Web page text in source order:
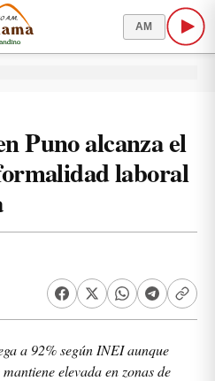
AM
Puno alcanza el
laboral
a 92% según INEI aunque
elevada en zonas de